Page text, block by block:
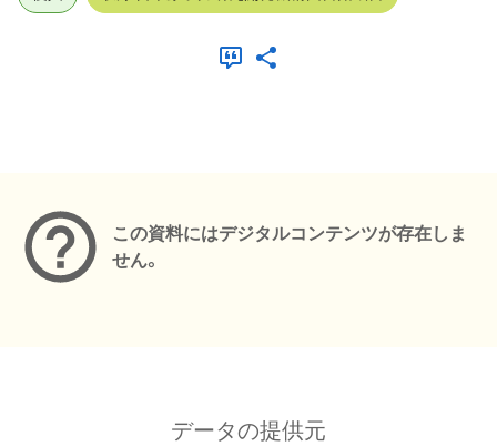
この資料にはデジタルコンテンツが存在しま
せん。
データの提供元